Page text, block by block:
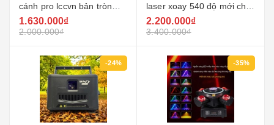
cánh pro lccvn bản tròn
nâng cấp đèn led phù hợp
quán bar quán hát ktv đèn
1.630.000₫
2.000.000₫
laser xoay 540 độ mới cho
sân khấu đám cưới
karaoke
2.200.000₫
3.400.000₫
-24% -35%